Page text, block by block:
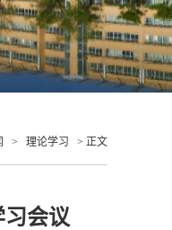
> 理论学习 > 正文
会议